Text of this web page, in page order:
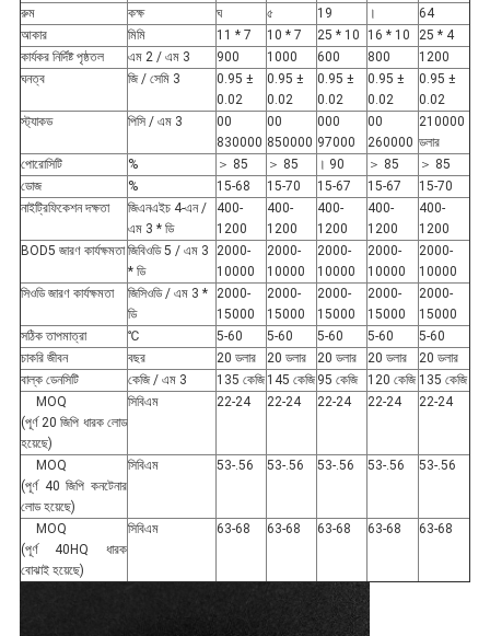
রুম
কক্ষ ঘ ৫ 19 ।
64
আকার
মিমি 11 * 7 10 * 7 25 * 10 16 * 10
25 * 4
কার্যকর নির্দিষ্ট পৃষ্ঠতল
এম 2 / এম 3 900 1000 600 800
1200
ঘনত্ব
জি / সেমি 3
0.95 ±
0.02
0.95 ±
0.02
0.95 ±
0.02
0.95 ±
0.02
0.95 ±
0.02
স্ট্যাকড
পিসি / এম 3
00
830000
00
850000
000
97000
00
260000
210000
ডলার
পোরোসিটি
% ＞ 85 ＞ 85 । 90 ＞ 85
＞ 85
ডোজ
% 15-68 15-70 15-67 15-67
15-70
নাইট্রিফিকেশন দক্ষতা
জিএনএইচ 4-এন /
এম 3 * ডি
400-
1200
400-
1200
400-
1200
400-
1200
400-
1200
BOD5 জারণ কার্যক্ষমতা জিবিওডি 5 / এম 3
* ডি
2000-
10000
2000-
10000
2000-
10000
2000-
10000
2000-
10000
সিওডি জারণ কার্যক্ষমতা
জিসিওডি / এম 3 *
ডি
2000-
15000
2000-
15000
2000-
15000
2000-
15000
2000-
15000
সঠিক তাপমাত্রা
℃ 5-60 5-60 5-60 5-60
5-60
চাকরি জীবন
বছর 20 ডলার 20 ডলার 20 ডলার 20 ডলার
20 ডলার
বাল্ক ডেনসিটি
কেজি / এম 3 135 কেজি 145 কেজি 95 কেজি 120 কেজি 135 কেজি
MOQ
(পূর্ণ 20 জিপি ধারক লোড
হয়েছে)
সিবিএম 22-24 22-24 22-24 22-24 22-24
MOQ
(পূর্ণ 40 জিপি কনটেনার
লোড হয়েছে)
সিবিএম 53-.56 53-.56 53-.56 53-.56 53-.56
MOQ
(পূর্ণ 40HQ ধারক
বোঝাই হয়েছে)
সিবিএম 63-68 63-68 63-68 63-68 63-68